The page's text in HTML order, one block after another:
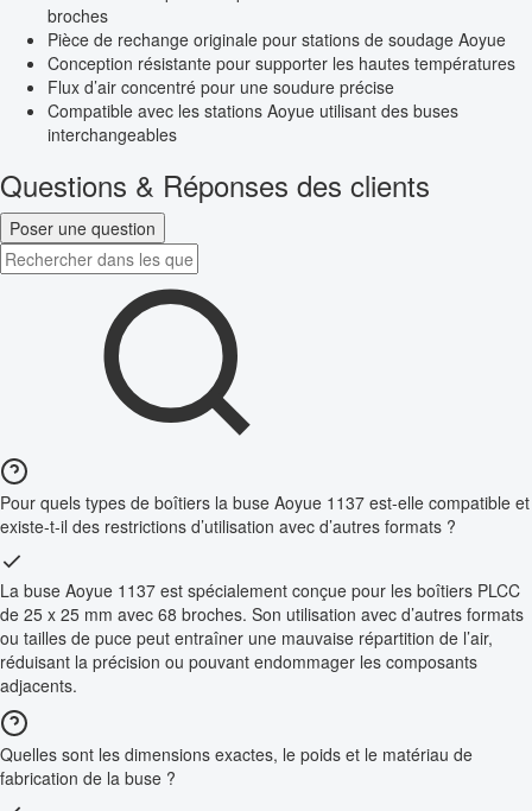
broches
Pièce de rechange originale pour stations de soudage Aoyue
Conception résistante pour supporter les hautes températures
Flux d’air concentré pour une soudure précise
Compatible avec les stations Aoyue utilisant des buses
interchangeables
Questions & Réponses des clients
Poser une question
Pour quels types de boîtiers la buse Aoyue 1137 est-elle compatible et
existe-t-il des restrictions d’utilisation avec d’autres formats ?
La buse Aoyue 1137 est spécialement conçue pour les boîtiers PLCC
de 25 x 25 mm avec 68 broches. Son utilisation avec d’autres formats
ou tailles de puce peut entraîner une mauvaise répartition de l’air,
réduisant la précision ou pouvant endommager les composants
adjacents.
Quelles sont les dimensions exactes, le poids et le matériau de
fabrication de la buse ?